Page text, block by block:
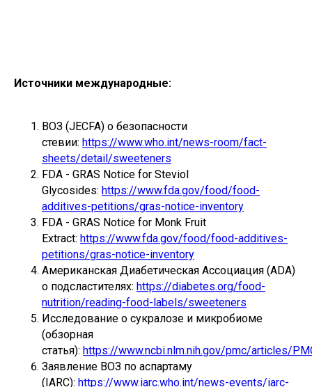
Источники международные:
ВОЗ (JECFA) о безопасности
стевии: https://www.who.int/news-room/fact-
sheets/detail/sweeteners
FDA - GRAS Notice for Steviol
Glycosides: https://www.fda.gov/food/food-
additives-petitions/gras-notice-inventory
FDA - GRAS Notice for Monk Fruit
Extract: https://www.fda.gov/food/food-additives-
petitions/gras-notice-inventory
Американская Диабетическая Ассоциация (ADA)
о подсластителях: https://diabetes.org/food-
nutrition/reading-food-labels/sweeteners
Исследование о сукралозе и микробиоме
(обзорная
статья): https://www.ncbi.nlm.nih.gov/pmc/articles/
Заявление ВОЗ по аспартаму
(IARC): https://www.iarc.who.int/news-events/iarc-